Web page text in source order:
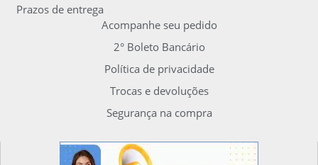
Prazos de entrega
Acompanhe seu pedido
2° Boleto Bancário
Política de privacidade
Trocas e devoluções
Segurança na compra